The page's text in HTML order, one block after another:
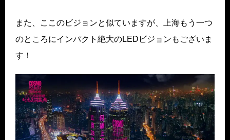
また、ここのビジョンと似ていますが、上海もう一つ
のところにインパクト絶大のLEDビジョンもございま
す！